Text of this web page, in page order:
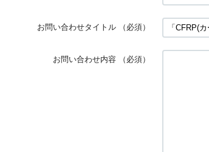
お問い合わせタイトル （必須）
お問い合わせ内容 （必須）